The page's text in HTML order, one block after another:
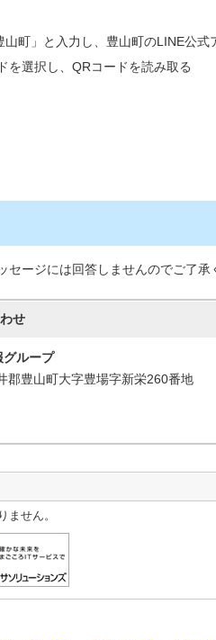
山町」と入力し、豊山町のLINE公式
を選択し、QRコードを読み取る
ージには回答しませんのでご了承
せ
グループ
豊山町大字豊場字新栄260番地
ません。